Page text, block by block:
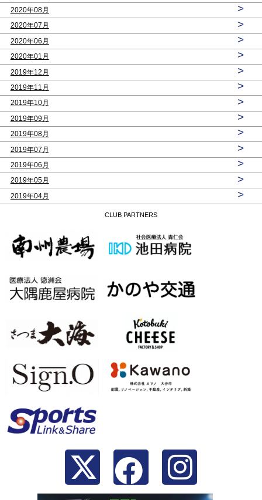
2020年08月 >
2020年07月 >
2020年06月 >
2020年01月 >
2019年12月 >
2019年11月 >
2019年10月 >
2019年09月 >
2019年08月 >
2019年07月 >
2019年06月 >
2019年05月 >
2019年04月 >
CLUB PARTNERS